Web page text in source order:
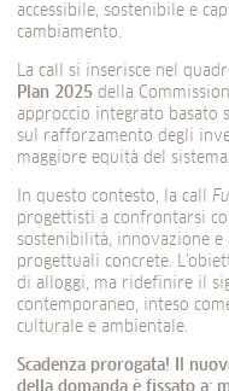
accessibile, sostenibile e
cambiamento.
La call si inserisce nel
Plan 2025 della
approccio integrato basato
sul rafforzamento degli
maggiore equità del sistema.
In questo contesto, la call
progettisti a confrontarsi
sostenibilità, innovazione
progettuali concrete.
di alloggi, ma ridefinire il
contemporaneo, inteso
culturale e ambientale.
Scadenza prorogata! Il